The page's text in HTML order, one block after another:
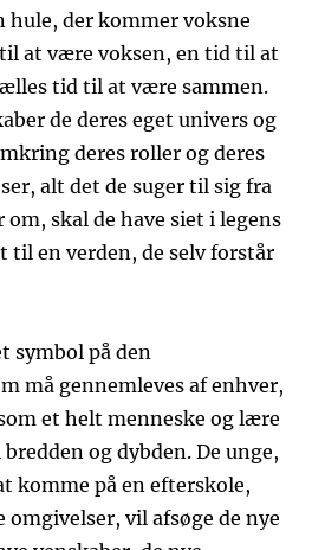
hule, der kommer voksne
at være voksen, en tid til at
tid til at være sammen.
de deres eget univers og
deres roller og deres
alt det de suger til sig fra
skal de have siet i legens
til en verden, de selv forstår
symbol på den
må gennemleves af enhver,
et helt menneske og lære
og dybden. De unge,
komme på en efterskole,
vil afsøge de nye